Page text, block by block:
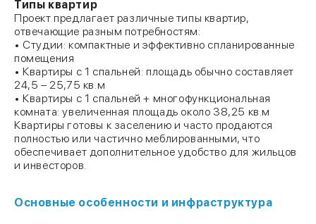
Типы квартир
Проект предлагает различные типы квартир,
отвечающие разным потребностям:
• Студии: компактные и эффективно спланированные
помещения
• Квартиры с 1 спальней: площадь обычно составляет
24,5 – 25,75 кв.м
• Квартиры с 1 спальней + многофункциональная
комната: увеличенная площадь около 38,25 кв.м
Квартиры готовы к заселению и часто продаются
полностью или частично меблированными, что
обеспечивает дополнительное удобство для жильцов
и инвесторов.
Основные особенности и инфраструктура